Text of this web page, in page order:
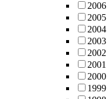
2006
2005
2004
2003
2002
2001
2000
1999